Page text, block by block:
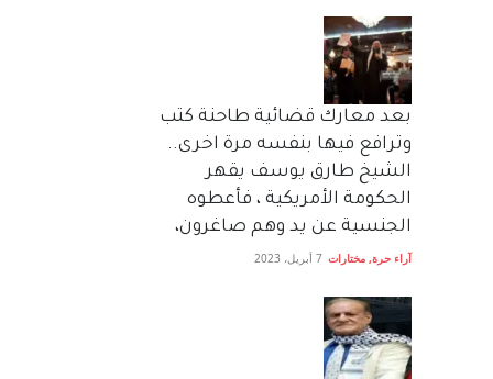
بعد معارك قضائية طاحنة كتب
وترافع فيها بنفسه مرة اخرى..
الشيخ طارق يوسف يقهر
الحكومة الأمريكية ، فأعطوه
الجنسية عن يد وهم صاغرون،
آراء حرة, مختارات 7 أبريل، 2023